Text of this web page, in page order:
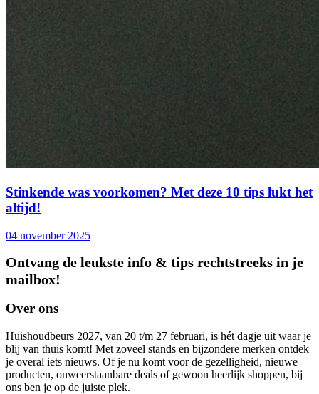
Stinkende was voorkomen? Met deze 10 tips lukt het
altijd!
04 november 2025
Ontvang de leukste info & tips rechtstreeks in je
mailbox!
Over ons
Huishoudbeurs 2027, van 20 t/m 27 februari, is hét dagje uit waar je
blij van thuis komt! Met zoveel stands en bijzondere merken ontdek
je overal iets nieuws. Of je nu komt voor de gezelligheid, nieuwe
producten, onweerstaanbare deals of gewoon heerlijk shoppen, bij
ons ben je op de juiste plek.